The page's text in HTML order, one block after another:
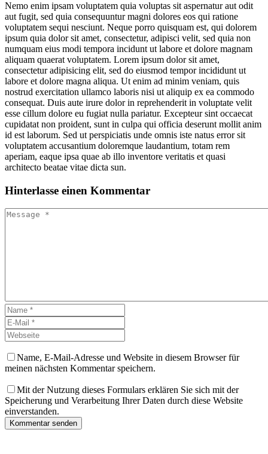
Nemo enim ipsam voluptatem quia voluptas sit aspernatur aut odit
aut fugit, sed quia consequuntur magni dolores eos qui ratione
voluptatem sequi nesciunt. Neque porro quisquam est, qui dolorem
ipsum quia dolor sit amet, consectetur, adipisci velit, sed quia non
numquam eius modi tempora incidunt ut labore et dolore magnam
aliquam quaerat voluptatem. Lorem ipsum dolor sit amet,
consectetur adipisicing elit, sed do eiusmod tempor incididunt ut
labore et dolore magna aliqua. Ut enim ad minim veniam, quis
nostrud exercitation ullamco laboris nisi ut aliquip ex ea commodo
consequat. Duis aute irure dolor in reprehenderit in voluptate velit
esse cillum dolore eu fugiat nulla pariatur. Excepteur sint occaecat
cupidatat non proident, sunt in culpa qui officia deserunt mollit anim
id est laborum. Sed ut perspiciatis unde omnis iste natus error sit
voluptatem accusantium doloremque laudantium, totam rem
aperiam, eaque ipsa quae ab illo inventore veritatis et quasi
architecto beatae vitae dicta sun.
Hinterlasse einen Kommentar
Name, E-Mail-Adresse und Website in diesem Browser für
meinen nächsten Kommentar speichern.
Mit der Nutzung dieses Formulars erklären Sie sich mit der
Speicherung und Verarbeitung Ihrer Daten durch diese Website
einverstanden.
Kommentar senden